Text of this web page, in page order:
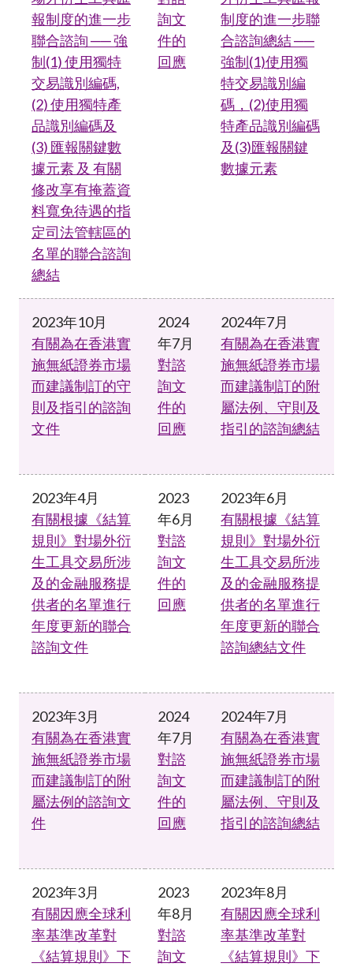
報制度的進一步
聯合諮詢 ── 強
制(1) 使用獨特
交易識別編碼,
(2) 使用獨特產
品識別編碼及
(3) 匯報關鍵數
據元素 及 有關
修改享有掩蓋資
料寬免待遇的指
定司法管轄區的
名單的聯合諮詢
總結
詢文
件的
回應
制度的進一步聯
合諮詢總結 ──
強制(1)使用獨
特交易識別編
碼，(2)使用獨
特產品識別編碼
及(3)匯報關鍵
數據元素
2023年10月
有關為在香港實
施無紙證券市場
而建議制訂的守
則及指引的諮詢
文件
2024
年7月
對諮
詢文
件的
回應
2024年7月
有關為在香港實
施無紙證券市場
而建議制訂的附
屬法例、守則及
指引的諮詢總結
2023年4月
有關根據《結算
規則》對場外衍
生工具交易所涉
及的金融服務提
供者的名單進行
年度更新的聯合
諮詢文件
2023
年6月
對諮
詢文
件的
回應
2023年6月
有關根據《結算
規則》對場外衍
生工具交易所涉
及的金融服務提
供者的名單進行
年度更新的聯合
諮詢總結文件
2023年3月
有關為在香港實
施無紙證券市場
而建議制訂的附
屬法例的諮詢文
件
2024
年7月
對諮
詢文
件的
回應
2024年7月
有關為在香港實
施無紙證券市場
而建議制訂的附
屬法例、守則及
指引的諮詢總結
2023年3月
有關因應全球利
率基準改革對
《結算規則》下
2023
年8月
對諮
詢文
2023年8月
有關因應全球利
率基準改革對
《結算規則》下